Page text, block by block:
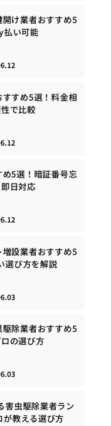
け業者おすすめ5
払い可能
すめ5選！料金相
で比較
5選！暗証番号忘
日対応
設業者おすすめ5
選び方を解説
除業者おすすめ5
の選び方
害虫駆除業者ラン
教える選び方